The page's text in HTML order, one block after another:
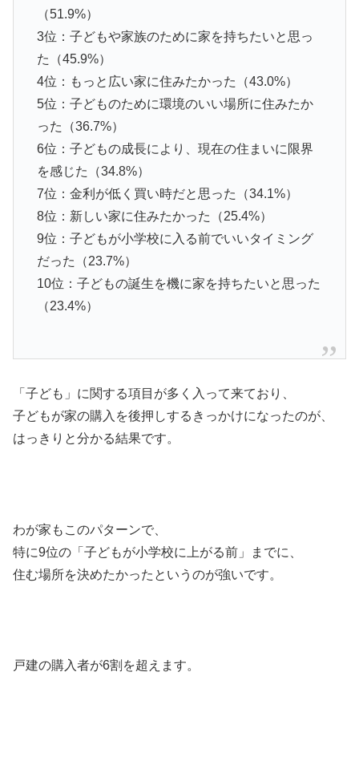
（51.9%）
3位：子どもや家族のために家を持ちたいと思っ
た（45.9%）
4位：もっと広い家に住みたかった（43.0%）
5位：子どものために環境のいい場所に住みたか
った（36.7%）
6位：子どもの成長により、現在の住まいに限界
を感じた（34.8%）
7位：金利が低く買い時だと思った（34.1%）
8位：新しい家に住みたかった（25.4%）
9位：子どもが小学校に入る前でいいタイミング
だった（23.7%）
10位：子どもの誕生を機に家を持ちたいと思った
（23.4%）
「子ども」に関する項目が多く入って来ており、
子どもが家の購入を後押しするきっかけになったのが、
はっきりと分かる結果です。
わが家もこのパターンで、
特に9位の「子どもが小学校に上がる前」までに、
住む場所を決めたかったというのが強いです。
戸建の購入者が6割を超えます。